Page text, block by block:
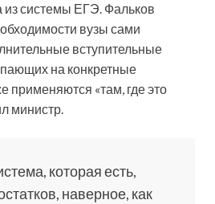
системы ЕГЭ. Фальков
вузы сами
вступительные
на конкретные
применяются «там, где это
министр.
которая есть,
наверное, как